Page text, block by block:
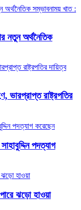
নতুন অর্থনৈতিক
ভারপ্রাপ্ত রাষ্ট্রপতির
পদত্যাগ
ঝড়ো হাওয়া